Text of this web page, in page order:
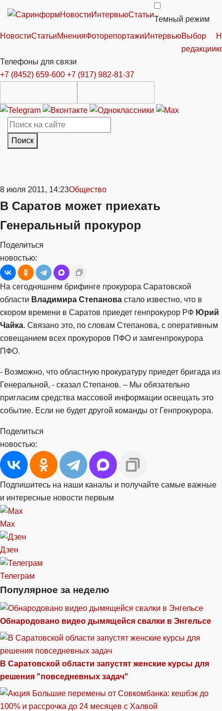
НовостиИнтервьюСтатьи
Темный режим
НовостиСтатьиМненияФоторепортажиИнтервьюВыбор
редакции
Телефоны для связи
+7 (8452) 659-600 +7 (917) 982-81-37
Поиск
8 июля 2011, 14:23Общество
В Саратов может приехать
Генеральный прокурор
Поделиться
новостью:
На сегодняшнем брифинге прокурора Саратовской
области Владимира Степанова стало известно, что в
скором времени в Саратов приедет генпрокурор РФ Юрий
Чайка. Связано это, по словам Степанова, с оперативным
совещанием всех прокуроров ПФО и замгенпрокурора
ПФО.
- Возможно, что областную прокуратуру приедет бригада из
Генеральной, - сказал Степанов. – Мы обязательно
пригласим средства массовой информации освещать это
событие. Если не будет другой команды от Генпрокурора.
Поделиться
новостью:
Подпишитесь на наши каналы и получайте самые важные
и интересные новости первым
Max
Дзен
Телеграм
Популярное за неделю
Обнародовано видео дымящейся свалки в Энгельсе
В Саратовской области запустят женские курсы для
решения "повседневных задач"